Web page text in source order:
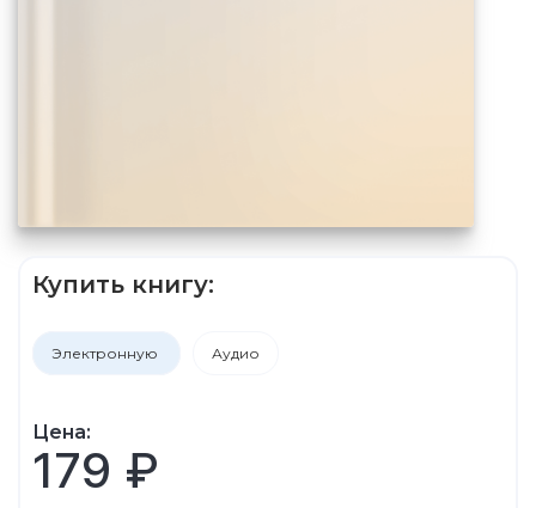
Купить книгу:
Электронную Аудио
Цена:
179 ₽